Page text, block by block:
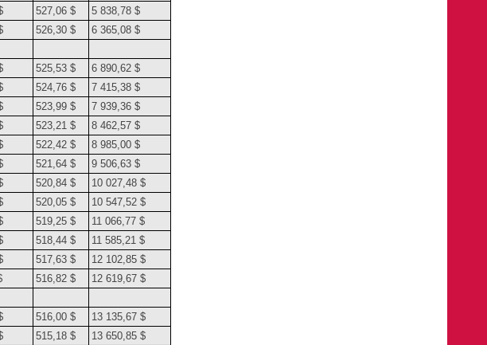
527,06 $
5 838,78 $
526,30 $
6 365,08 $
525,53 $
6 890,62 $
524,76 $
7 415,38 $
523,99 $
7 939,36 $
523,21 $
8 462,57 $
522,42 $
8 985,00 $
521,64 $
9 506,63 $
520,84 $
10 027,48 $
520,05 $
10 547,52 $
519,25 $
11 066,77 $
518,44 $
11 585,21 $
517,63 $
12 102,85 $
516,82 $
12 619,67 $
516,00 $
13 135,67 $
515,18 $
13 650,85 $